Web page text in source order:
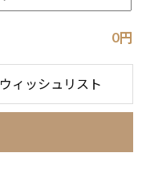
0円
ウィッシュリスト